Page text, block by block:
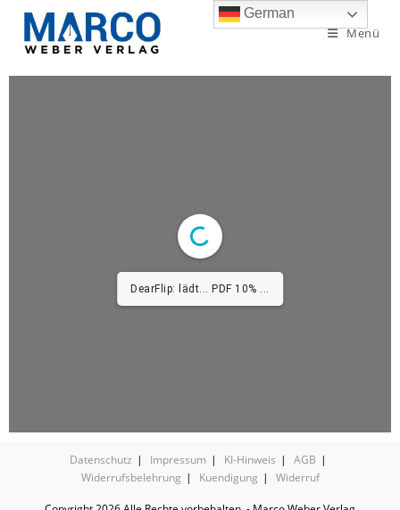
Menü
DearFlip: lädt... PDF 10% ...
Datenschutz Impressum KI-Hinweis
AGB
Widerrufsbelehrung
Kuendigung Widerruf
German